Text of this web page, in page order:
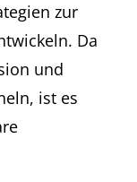
zur
Da
und
ist es